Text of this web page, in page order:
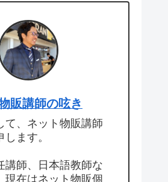
販講師の呟き
て、ネット物販講師
ます。
講師、日本語教師な
現在はネット物販個